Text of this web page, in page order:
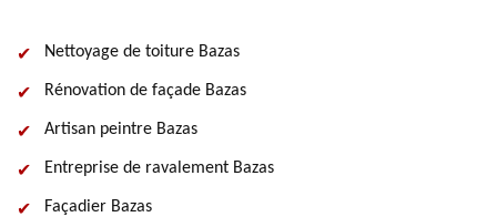
Nettoyage de toiture Bazas
Rénovation de façade Bazas
Artisan peintre Bazas
Entreprise de ravalement Bazas
Façadier Bazas